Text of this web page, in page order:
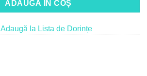
ADAUGĂ ÎN COȘ
Adaugă la Lista de Dorințe